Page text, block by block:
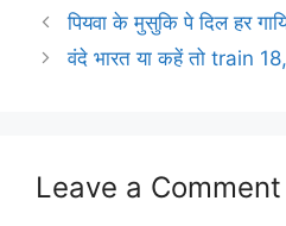
पियवा के मुसुकि पे दिल हर
वंदे भारत या कहें तो train
Leave a Comment